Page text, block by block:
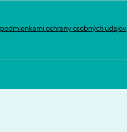
podmienkami ochrany osobných údajov